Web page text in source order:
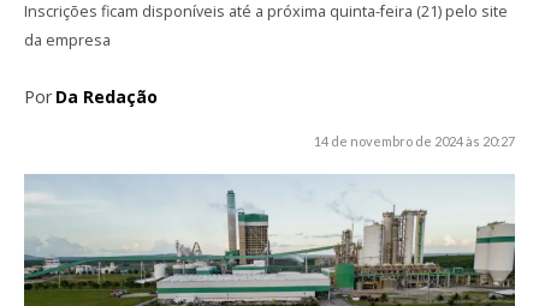
Inscrições ficam disponíveis até a próxima quinta-feira (21) pelo site
da empresa
Por Da Redação
14 de novembro de 2024 às 20:27